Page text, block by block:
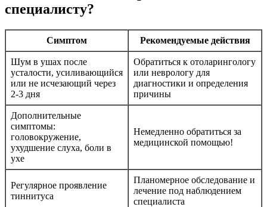
специалисту?
Симптом Рекомендуемые действия
Шум в ушах после
усталости, усиливающийся
или не исчезающий через
2-3 дня
Обратиться к отоларингологу
или неврологу для
диагностики и определения
причины
Дополнительные
симптомы:
головокружение,
ухудшение слуха, боли в
ухе
Немедленно обратиться за
медицинской помощью!
Регулярное проявление
тиннитуса
Планомерное обследование и
лечение под наблюдением
специалиста